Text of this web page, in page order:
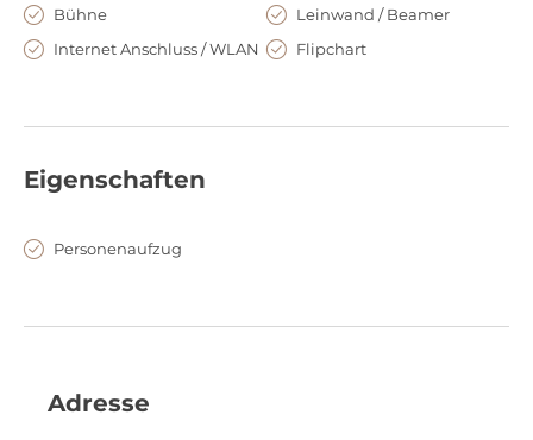
Bühne
Leinwand / Beamer
Internet Anschluss / WLAN
Flipchart
Eigenschaften
Personenaufzug
Adresse